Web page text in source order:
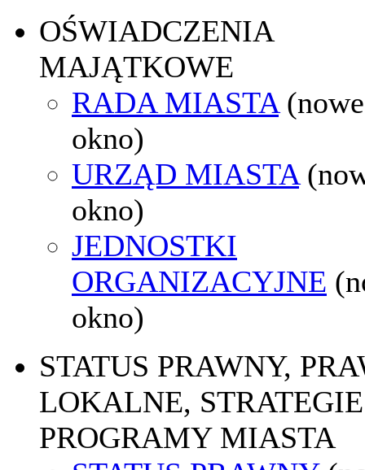
OŚWIADCZENIA
MAJĄTKOWE
RADA MIASTA (nowe
okno)
URZĄD MIASTA
okno)
JEDNOSTKI
ORGANIZACYJNE
okno)
STATUS PRAWNY,
LOKALNE,
PROGRAMY MIASTA